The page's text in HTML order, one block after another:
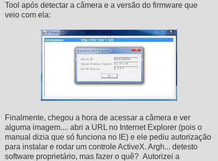
Tool após detectar a câmera e a versão do firmware que
veio com ela:
Finalmente, chegou a hora de acessar a câmera e ver
alguma imagem.... abri a URL no Internet Explorer (pois o
manual dizia que só funciona no IE) e ele pediu autorização
para instalar e rodar um controle ActiveX. Argh... detesto
software proprietário, mas fazer o quê? Autorizei a